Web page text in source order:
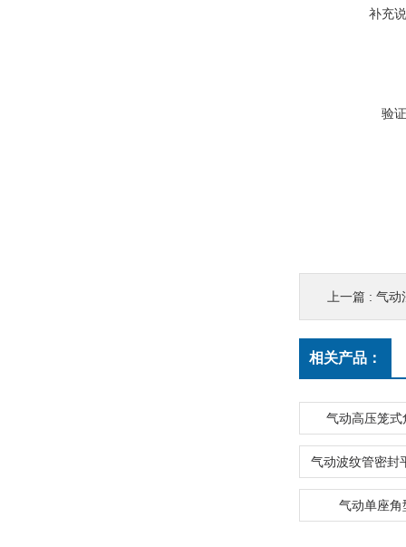
补充
验
上一篇 : 气动
相关产品：
气动高压笼式
气动单座角